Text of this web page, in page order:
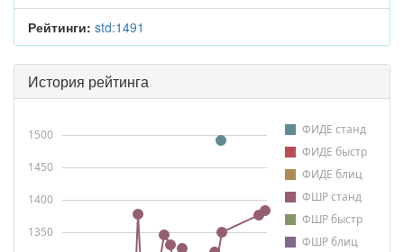
Рейтинги: std:1491
История рейтинга
ФИДЕ станд
ФИДЕ быстр
ФИДЕ блиц
ФШР станд
ФШР быстр
ФШР блиц
1350
1400
1450
1500